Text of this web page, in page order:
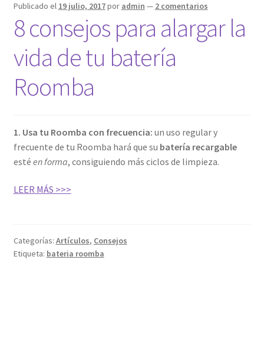
Publicado el 19 julio, 2017por admin — 2 comentarios
8 consejos para alargar la
vida de tu batería
Roomba
1. Usa tu Roomba con frecuencia: un uso regular y
frecuente de tu Roomba hará que su batería recargable
esté en forma, consiguiendo más ciclos de limpieza.
LEER MÁS >>>
Categorías: Artículos, Consejos
Etiqueta: bateria roomba